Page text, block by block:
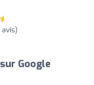
Google